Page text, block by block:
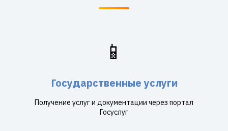
📱
Государственные услуги
Получение услуг и документации через портал
Госуслуг